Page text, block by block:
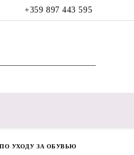
+359 897 443 595
УХОДУ ЗА ОБУВЬЮ